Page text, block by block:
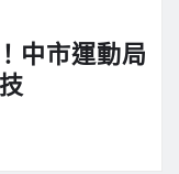
中市運動局